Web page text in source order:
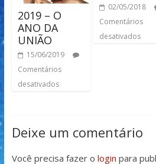
2019 – O
ANO DA
UNIÃO
15/06/2019
Comentários
desativados
02/05/2018
Comentários
desativados
Deixe um comentário
Você precisa fazer o login para